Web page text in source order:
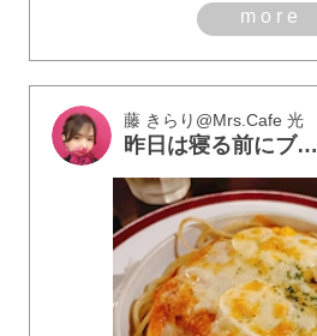
more
藤 きらり@Mrs.Cafe 光
昨日は寝る前にブログ上げるつもりが寝てしまいました💦そして予定もなく、もうすぐ上がりかな～と思っていたのに救世主現る🍀